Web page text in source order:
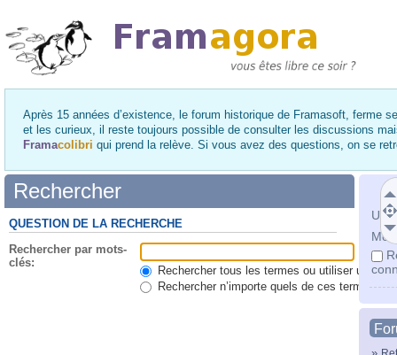
Après 15 années d’existence, le forum historique de Framasoft, ferme
et les curieux, il reste toujours possible de consulter les discussions
Framacolibri qui prend la relève. Si vous avez des questions, on se
Mot
Rechercher
QUESTION DE LA RECHERCHE
Rechercher par mots-
clés:
Rechercher tous les termes ou utiliser une
Rechercher n’importe quels de ces termes